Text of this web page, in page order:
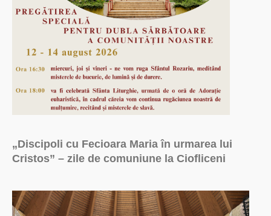
„Discipoli cu Fecioara Maria în urmarea lui
Cristos” – zile de comuniune la Ciofliceni